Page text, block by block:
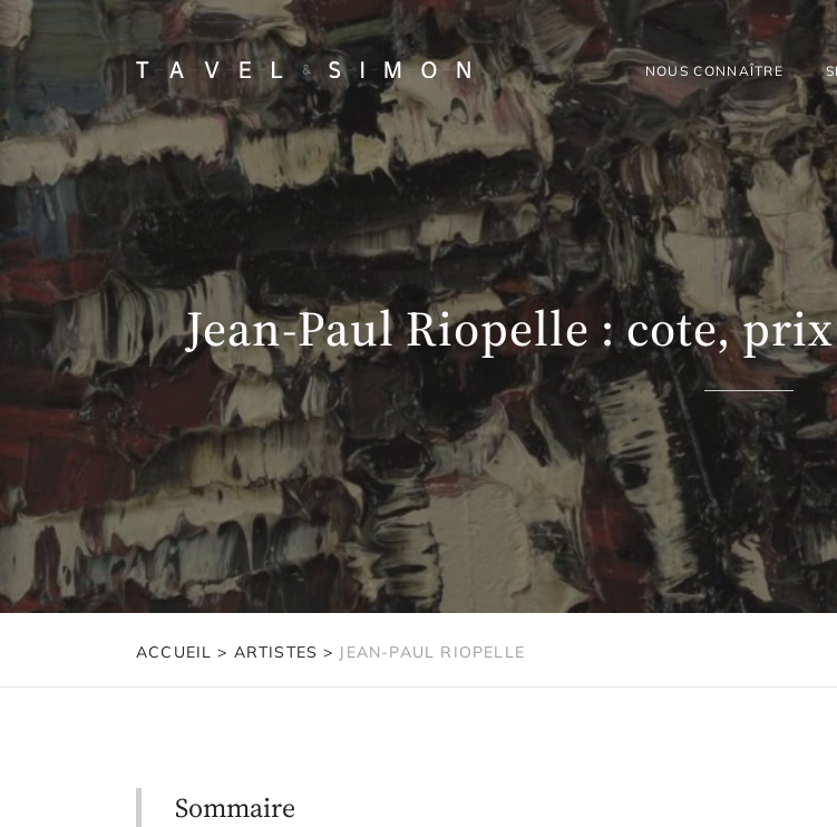
NOUS CONNAÎTRE
Jean-Paul Riopelle : cote,
ACCUEIL > ARTISTES > JEAN-PAUL RIOPELLE
Sommaire